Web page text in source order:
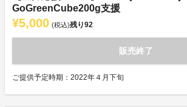
GoGreenCube200g支援
¥5,000 (税込)残り92
販売終了
ご提供予定時期：2022年４月下旬